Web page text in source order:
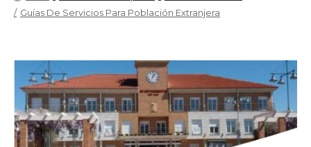
Guías De Servicios Para Población Extranjera